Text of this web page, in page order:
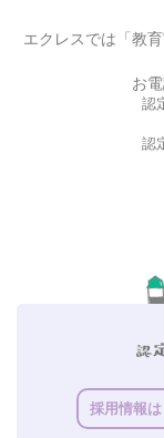
エクレスでは「教
お
認
認
採用情報